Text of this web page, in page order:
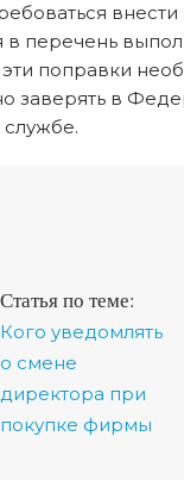
внести
в перечень
эти поправки
заверять в
Статья по теме:
Кого уведомлять
о смене
директора при
покупке фирмы